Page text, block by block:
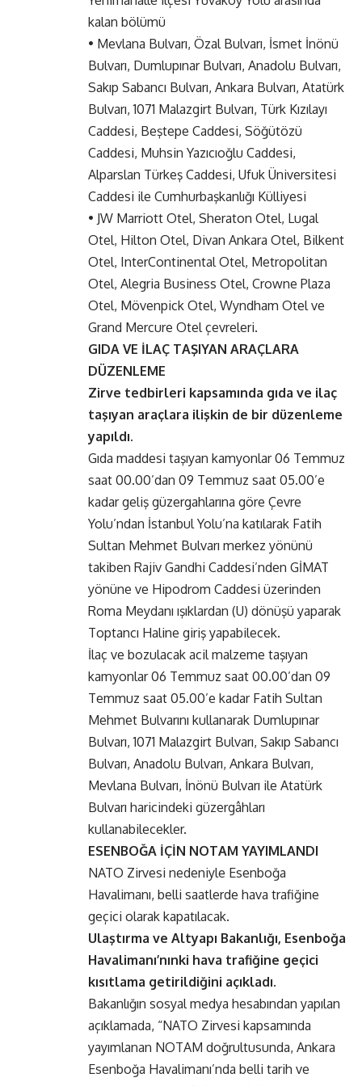
kalan bölümü
• Mevlana Bulvarı, Özal Bulvarı, İsmet İnönü
Bulvarı, Dumlupınar Bulvarı, Anadolu Bulvarı,
Sakıp Sabancı Bulvarı, Ankara Bulvarı, Atatürk
Bulvarı, 1071 Malazgirt Bulvarı, Türk Kızılayı
Caddesi, Beştepe Caddesi, Söğütözü
Caddesi, Muhsin Yazıcıoğlu Caddesi,
Alparslan Türkeş Caddesi, Ufuk Üniversitesi
Caddesi ile Cumhurbaşkanlığı Külliyesi
• JW Marriott Otel, Sheraton Otel, Lugal
Otel, Hilton Otel, Divan Ankara Otel, Bilkent
Otel, InterContinental Otel, Metropolitan
Otel, Alegria Business Otel, Crowne Plaza
Otel, Mövenpick Otel, Wyndham Otel ve
Grand Mercure Otel çevreleri.
GIDA VE İLAÇ TAŞIYAN ARAÇLARA
DÜZENLEME
Zirve tedbirleri kapsamında gıda ve ilaç
taşıyan araçlara ilişkin de bir düzenleme
yapıldı.
Gıda maddesi taşıyan kamyonlar 06 Temmuz
saat 00.00’dan 09 Temmuz saat 05.00’e
kadar geliş güzergahlarına göre Çevre
Yolu’ndan İstanbul Yolu’na katılarak Fatih
Sultan Mehmet Bulvarı merkez yönünü
takiben Rajiv Gandhi Caddesi’nden GİMAT
yönüne ve Hipodrom Caddesi üzerinden
Roma Meydanı ışıklardan (U) dönüşü yaparak
Toptancı Haline giriş yapabilecek.
İlaç ve bozulacak acil malzeme taşıyan
kamyonlar 06 Temmuz saat 00.00’dan 09
Temmuz saat 05.00’e kadar Fatih Sultan
Mehmet Bulvarını kullanarak Dumlupınar
Bulvarı, 1071 Malazgirt Bulvarı, Sakıp Sabancı
Bulvarı, Anadolu Bulvarı, Ankara Bulvarı,
Mevlana Bulvarı, İnönü Bulvarı ile Atatürk
Bulvarı haricindeki güzergâhları
kullanabilecekler.
ESENBOĞA İÇİN NOTAM YAYIMLANDI
NATO Zirvesi nedeniyle Esenboğa
Havalimanı, belli saatlerde hava trafiğine
geçici olarak kapatılacak.
Ulaştırma ve Altyapı Bakanlığı, Esenboğa
Havalimanı’nınki hava trafiğine geçici
kısıtlama getirildiğini açıkladı.
Bakanlığın sosyal medya hesabından yapılan
açıklamada, “NATO Zirvesi kapsamında
yayımlanan NOTAM doğrultusunda, Ankara
Esenboğa Havalimanı’nda belli tarih ve